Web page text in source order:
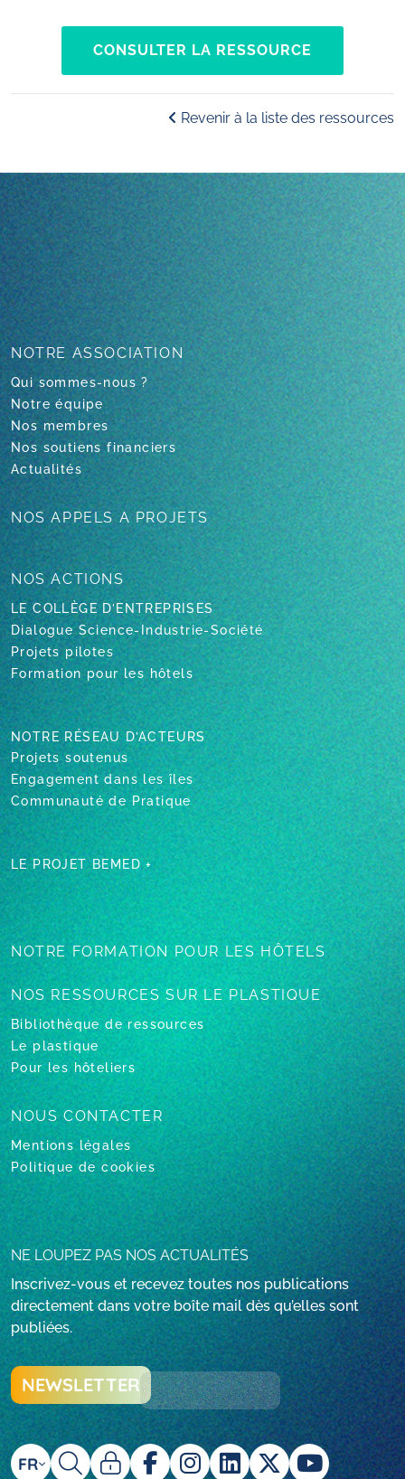
CONSULTER LA RESSOURCE
Revenir à la liste des ressources
NOTREASSOCIATION
Qui sommes-nous ?
Notre équipe
Nos membres
Nos soutiens financiers
Actualités
NOS APPELSA PROJETS
NOS ACTIONS
LE COLLÈGE D’ENTREPRISES
Dialogue Science-Industrie-Société
Projets pilotes
Formation pour les hôtels
NOTRE RÉSEAU D’ACTEURS
Projets soutenus
Engagement dans les îles
Communauté de Pratique
LE PROJET BEMED +
NOTRE FORMATIONPOUR LES HÔTELS
NOS RESSOURCESSUR LE PLASTIQUE
Bibliothèque de ressources
Le plastique
Pour les hôteliers
NOUS CONTACTER
Mentions légales
Politique de cookies
NE LOUPEZ PAS NOS ACTUALITÉS
Inscrivez-vous et recevez toutes nos publications
directement dans votre boîte mail dès qu’elles sont
publiées.
NEWSLETTER
FR